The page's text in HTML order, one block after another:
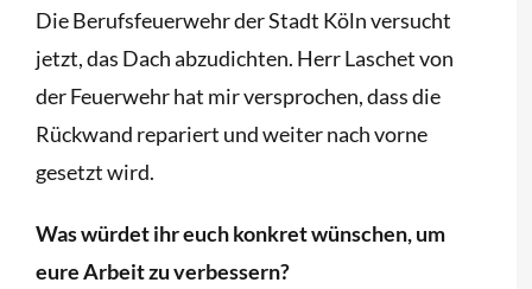
Die Berufsfeuerwehr der Stadt Köln versucht
jetzt, das Dach abzudichten. Herr Laschet von
der Feuerwehr hat mir versprochen, dass die
Rückwand repariert und weiter nach vorne
gesetzt wird.
Was würdet ihr euch konkret wünschen, um
eure Arbeit zu verbessern?